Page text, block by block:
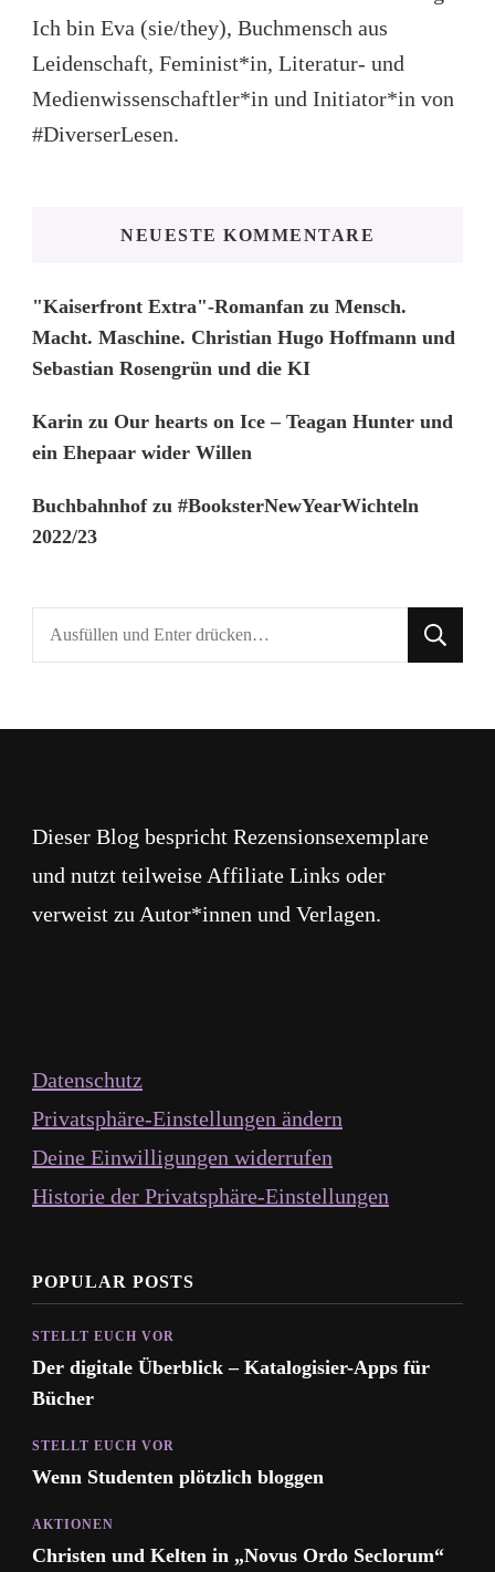
Ich bin Eva (sie/they), Buchmensch aus
Leidenschaft, Feminist*in, Literatur- und
Medienwissenschaftler*in und Initiator*in von
#DiverserLesen.
NEUESTE KOMMENTARE
"Kaiserfront Extra"-Romanfan zu Mensch.
Macht. Maschine. Christian Hugo Hoffmann und
Sebastian Rosengrün und die KI
Karin zu Our hearts on Ice – Teagan Hunter und
ein Ehepaar wider Willen
Buchbahnhofzu #BooksterNewYearWichteln
2022/23
Suchst
du
Dieser Blog bespricht Rezensionsexemplare
und nutzt teilweise Affiliate Links oder
verweist zu Autor*innen und Verlagen.
Datenschutz
Privatsphäre-Einstellungen ändern
Deine Einwilligungen widerrufen
Historie der Privatsphäre-Einstellungen
POPULAR POSTS
STELLT EUCH VOR
Der digitale Überblick – Katalogisier-Apps für
Bücher
STELLT EUCH VOR
Wenn Studenten plötzlich bloggen
AKTIONEN
Christen und Kelten in „Novus Ordo Seclorum“